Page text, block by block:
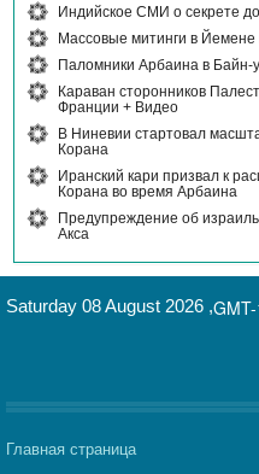
Индийское СМИ о секрете
Массовые митинги в Йемене
Паломники Арбаина в Байн-
Караван сторонников
Франции + Видео
В Ниневии стартовал
Корана
Иранский кари призвал к
Корана во время Арбаина
Предупреждение об
Акса
Saturday 08 August 2026 ,
Главная страница